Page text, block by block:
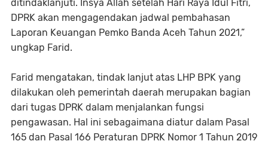
ditindaklanjuti. Insya Allah setelah Hari Raya Idul Fitri,
DPRK akan mengagendakan jadwal pembahasan
Laporan Keuangan Pemko Banda Aceh Tahun 2021,”
ungkap Farid.
Farid mengatakan, tindak lanjut atas LHP BPK yang
dilakukan oleh pemerintah daerah merupakan bagian
dari tugas DPRK dalam menjalankan fungsi
pengawasan. Hal ini sebagaimana diatur dalam Pasal
165 dan Pasal 166 Peraturan DPRK Nomor 1 Tahun 2019